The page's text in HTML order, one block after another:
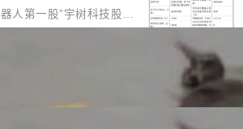
数 agent harness 的设
力—...
的核心只有一句话：LLM
审阅、建议，但不能用来
键变更，除非作者本身
定 36 个月
人第一股”宇树科技股份
格及战略配售结果，杭
次宇树科技战略配售对
修复多次传递同